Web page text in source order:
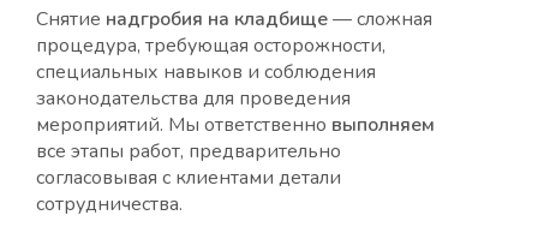
Снятие надгробия на кладбище— сложная
процедура, требующая осторожности,
специальных навыков и соблюдения
законодательства для проведения
мероприятий. Мы ответственно выполняем
все этапы работ, предварительно
согласовывая с клиентами детали
сотрудничества.